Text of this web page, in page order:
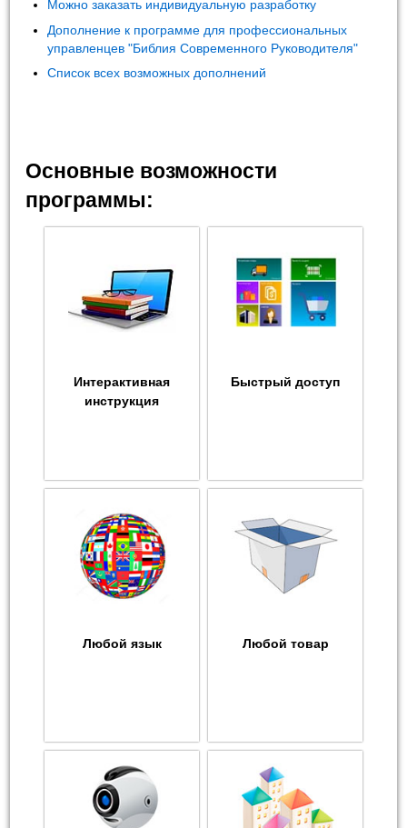
Можно заказать индивидуальную разработку
Дополнение к программе для профессиональных
управленцев "Библия Современного Руководителя"
Список всех возможных дополнений
Основные возможности
программы:
Интерактивная
инструкция
Быстрый доступ
Любой язык Любой товар